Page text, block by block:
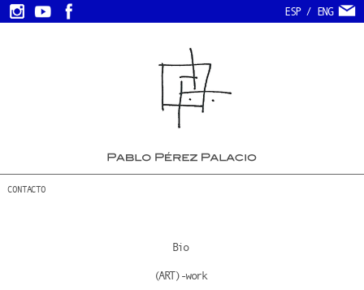
ESP/ ENG
CONTACTO
Bio
(ART)-work